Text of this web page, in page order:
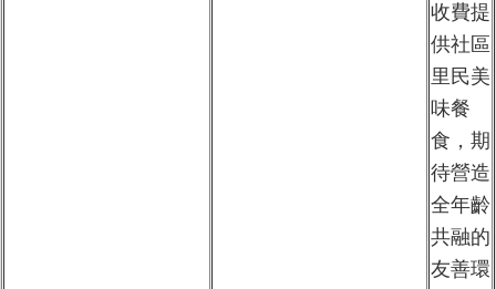
收費提
供社區
里民美
味餐
食，期
待營造
全年齡
共融的
友善環